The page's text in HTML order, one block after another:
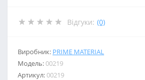
Відгуки: (0)
Виробник: PRIME MATERIAL
Модель:00219
Артикул:00219